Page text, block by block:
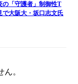
の「守護者」制御性T
で大阪大・坂口志文氏
。